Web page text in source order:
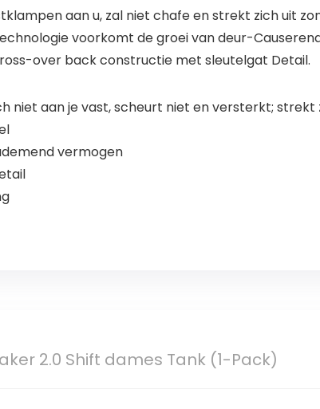
aan u, zal niet chafe en strekt zich uit
voorkomt de groei van deur-
over back constructie met sleutelgat Detail.
niet aan je vast, scheurt niet en versterkt;
vermogen
2.0 Shift dames Tank (1-Pack)